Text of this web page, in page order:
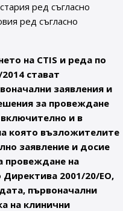
ред съгласно
ред съгласно
на CTIS и реда по
стават
заявления и
за провеждане
и в
която възложителите
заявление и досие
провеждане на
Директива 2001/20/ЕО,
първоначални
на клинични